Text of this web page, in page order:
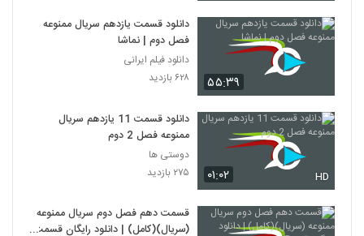
۵۵:۳۹
دانلود قسمت یازدهم سریال ممنوعه
فصل دوم | نماشا
دانلود فیلم ایرانی
۶۲۸ بازدید
۰۱:۰۲ HD
دانلود قسمت 11 یازدهم سریال
ممنوعه فصل 2 دوم
دوستی ها
۲۷۵ بازدید
قسمت دهم فصل دوم سریال ممنوعه
(سریال)(کامل) | دانلود رایگان قسمت